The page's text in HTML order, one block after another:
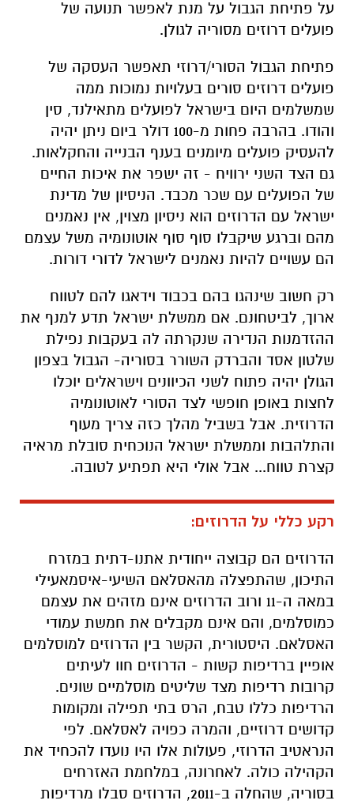
על פתיחת הגבול על מנת לאפשר תנועה של
פועלים דרוזים מסוריה לגולן.
פתיחת הגבול הסורי/דרוזי תאפשר העסקה של
פועלים דרוזים סורים בעלויות נמוכות ממה
שמשלמים היום בישראל לפועלים מתאילנד, סין
והודו. בהרבה פחות מ-100 דולר ביום ניתן יהיה
להעסיק פועלים מיומנים בענף הבנייה והחקלאות.
גם הצד השני ירוויח - זה ישפר את איכות החיים
של הפועלים עם שכר מכבד. הניסיון של מדינת
ישראל עם הדרוזים הוא ניסיון מצוין, אין נאמנים
מהם וברגע שיקבלו סוף סוף אוטונומיה משל עצמם
הם עשויים להיות נאמנים לישראל לדורי דורות.
רק חשוב שינהגו בהם בכבוד וידאגו להם לטווח
ארוך, לביטחונם. אם ממשלת ישראל תדע למנף את
ההזדמנות הנדירה שנקרתה לה בעקבות נפילת
שלטון אסד והברדק השורר בסוריה- הגבול בצפון
הגולן יהיה פתוח לשני הכיוונים וישראלים יוכלו
לחצות באופן חופשי לצד הסורי לאוטונומיה
הדרוזית. אבל בשביל מהלך כזה צריך מעוף
והתלהבות וממשלת ישראל הנוכחית סובלת מראיה
קצרת טווח... אבל אולי היא תפתיע לטובה.
רקע כללי על הדרוזים:
הדרוזים הם קבוצה ייחודית אתנו-דתית במזרח
התיכון, שהתפצלה מהאסלאם השיעי-איסמאעילי
במאה ה-11 ורוב הדרוזים אינם מזהים את עצמם
כמוסלמים, והם אינם מקבלים את חמשת עמודי
האסלאם. היסטורית, הקשר בין הדרוזים למוסלמים
אופיין ברדיפות קשות - הדרוזים חוו לעיתים
קרובות רדיפות מצד שליטים מוסלמיים שונים.
הרדיפות כללו טבח, הרס בתי תפילה ומקומות
קדושים דרוזיים, והמרה כפויה לאסלאם. לפי
הנראטיב הדרוזי, פעולות אלו היו נועדו להכחיד את
הקהילה כולה. לאחרונה, במלחמת האזרחים
בסוריה, שהחלה ב-2011, הדרוזים סבלו מרדיפות